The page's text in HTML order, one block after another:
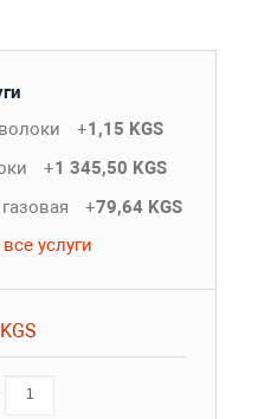
+1,15 KGS
+1 345,50 KGS
+79,64 KGS
услуги